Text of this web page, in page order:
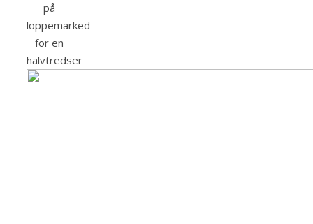
på
loppemarked
for en
halvtredser